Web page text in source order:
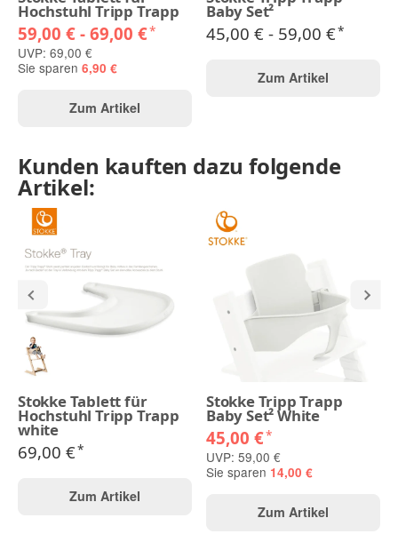
Hochstuhl Tripp Trapp
59,00 € - 69,00 €*
UVP: 69,00 €
Sie sparen 6,90 €
Zum Artikel
Baby Set²
45,00 € - 59,00 €*
Zum Artikel
Kunden kauften dazu folgende
Artikel:
Stokke Tablett für
Hochstuhl Tripp Trapp
white
69,00 €*
Zum Artikel
Stokke Tripp Trapp
Baby Set² White
45,00 €*
UVP: 59,00 €
Sie sparen 14,00 €
Zum Artikel